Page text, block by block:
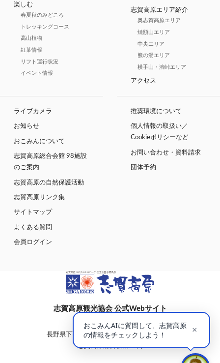
楽しむ
春夏秋のみどころ
トレッキングコース
高山植物
紅葉情報
リフト運行状況
イベント情報
志賀高原エリア紹介
奥志賀高原エリア
焼額山エリア
中央エリア
熊の湯エリア
横手山・渋峠エリア
アクセス
ライブカメラ
お知らせ
おこみんについて
志賀高原総合会館 98施設
のご案内
志賀高原の自然保護活動
志賀高原リンク集
サイトマップ
よくある質問
会員ログイン
推奨環境について
個人情報の取扱い／
Cookieポリシーなど
お問い合わせ・資料請求
団体予約
志賀高原観光協会 公式Webサイト
〒381-0401
長野県下高井郡山ノ内町大字平穏7148(蓮池)
志賀高原総合会館98内